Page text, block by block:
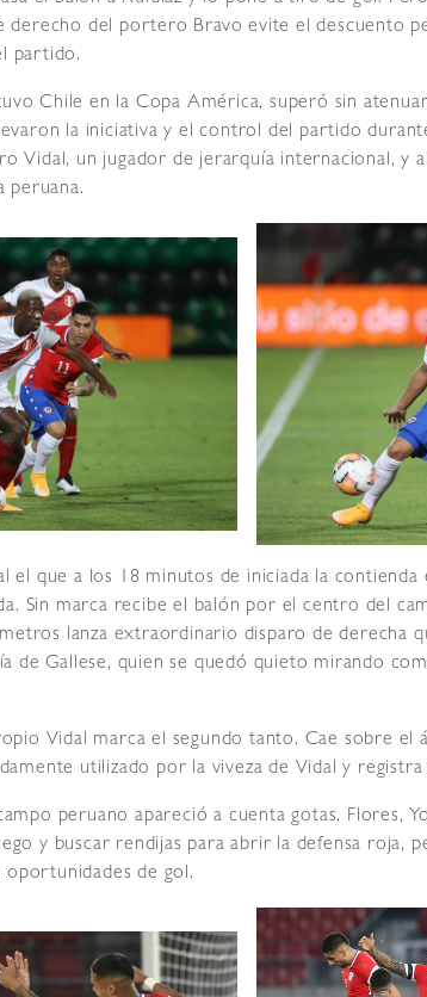
derecho del portero Bravo evite el descuento
partido.
Chile en la Copa América, superó sin
la iniciativa y el control del partido
Vidal, un jugador de jerarquía internacional, y
peruana.
el que a los 18 minutos de iniciada la contienda
Sin marca recibe el balón por el centro del
lanza extraordinario disparo de derecha
de Gallese, quien se quedó quieto mirando
Vidal marca el segundo tanto. Cae sobre el
utilizado por la viveza de Vidal y registra
peruano apareció a cuenta gotas. Flores,
y buscar rendijas para abrir la defensa roja,
de gol.